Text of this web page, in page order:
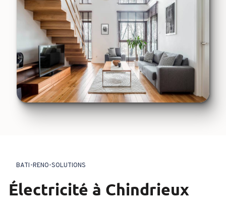
BATI-RENO-SOLUTIONS
électricité à Chindrieux